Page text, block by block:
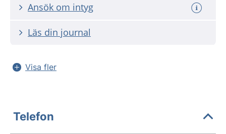
Ansök om intyg
Läs din journal
Visa fler
Telefon